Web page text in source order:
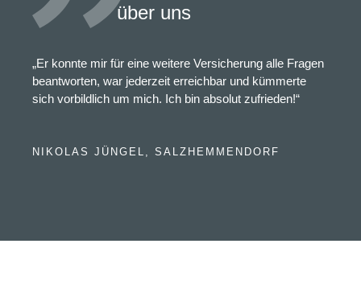
über uns
„Er konnte mir für eine weitere Versicherung alle Fragen
beantworten, war jederzeit erreichbar und kümmerte
sich vorbildlich um mich. Ich bin absolut zufrieden!“
NIKOLAS JÜNGEL, SALZHEMMENDORF